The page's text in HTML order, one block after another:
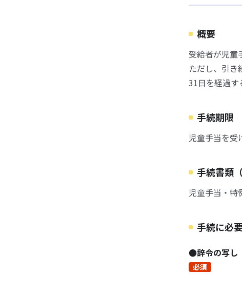
概要
受給者が児童
ただし、引き
31日を経過す
手続期限
児童手当を受
手続書類（
児童手当・特
手続に必
●辞令の写し
必須